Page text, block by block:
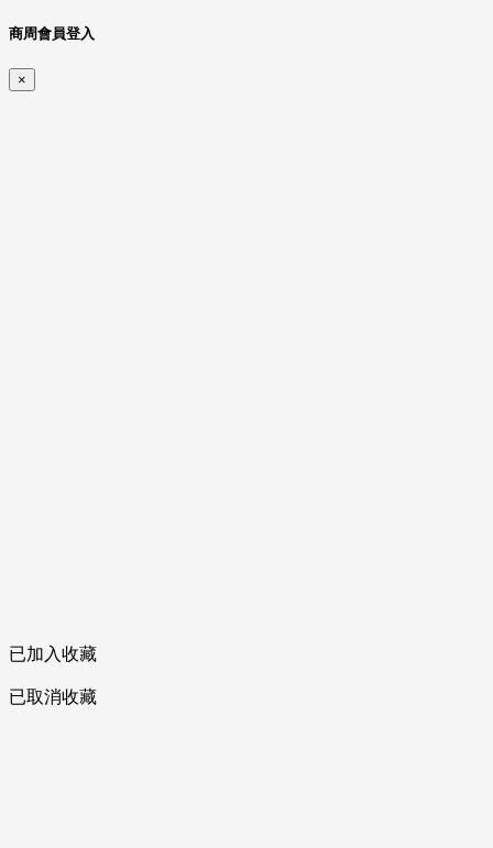
商周會員登入
×
已加入收藏
已取消收藏